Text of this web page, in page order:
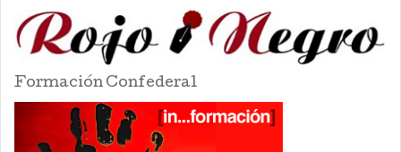
Formación Confederal